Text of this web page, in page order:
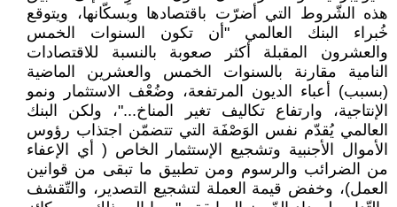
هذه الشّروط التي أضرّت باقتصادها وبسكّانها، ويتوقع
خُبراء البنك العالمي "أن تكون السنوات الخمس
والعشرون المقبلة أكثر صعوبة بالنسبة للاقتصادات
النامية مقارنة بالسنوات الخمس والعشرين الماضية
(بسبب) أعباء الديون المرتفعة، وضُعْف الاستثمار ونمو
الإنتاجية، وارتفاع تكاليف تغير المناخ..."، ولكن البنك
العالمي يُقدّم نفس الوَصْفَة التي تتضمّن اجتذاب رؤوس
الأموال الأجنبية وتشجيع الإستثمار الخاص ( أي الإعفاء
من الضرائب والرسوم ومن تطبيق ما تبقى من قوانين
العمل)، وخفض قيمة العملة لتشجيع التصدير، والتّقشف